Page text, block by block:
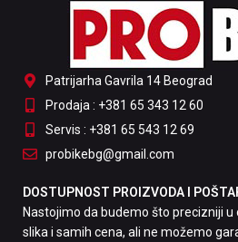
Patrijarha Gavrila 14 Beograd
Prodaja : +381 65 343 12 60
Servis : +381 65 543 12 69
probikebg@gmail.com
DOSTUPNOST PROIZVODA I
Nastojimo da budemo što precizniji
slika i samih cena, ali ne možemo